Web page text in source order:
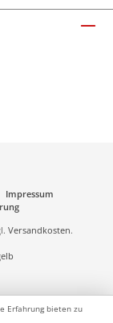
Impressum
Versandkosten.
Erfahrung bieten zu